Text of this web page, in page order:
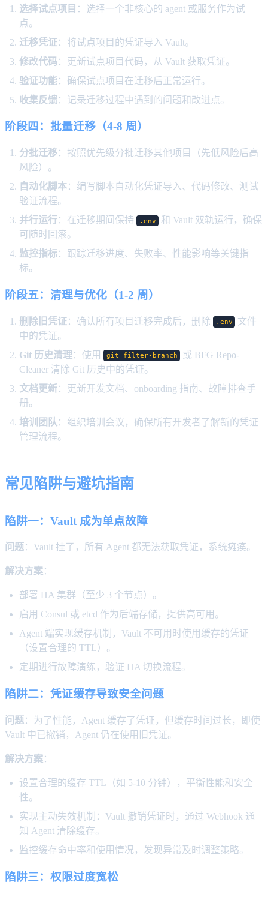
选择试点项目 ：选择一个非核心的 agent 或服务作为试
点。
迁移凭证：将试点项目的凭证导入 Vault。
修改代码：更新试点项目代码，从 Vault 获取凭证。
验证功能：确保试点项目在迁移后正常运行。
收集反馈：记录迁移过程中遇到的问题和改进点。
阶段四：批量迁移（4-8 周）
分批迁移：按照优先级分批迁移其他项目（先低风险后高
风险）。
自动化脚本：编写脚本自动化凭证导入、代码修改、测试
验证流程。
并行运行：在迁移期间保持 .env
和 Vault 双轨运行，确保
可随时回滚。
监控指标：跟踪迁移进度、失败率、性能影响等关键指
标。
阶段五：清理与优化（1-2 周）
删除旧凭证：确认所有项目迁移完成后，删除 .env
文件
中的凭证。
Git 历史清理：使用 git filter-branch
或 BFG Repo-
Cleaner 清除 Git 历史中的凭证。
文档更新：更新开发文档、onboarding 指南、故障排查手
册。
培训团队 ：组织培训会议，确保所有开发者了解新的凭证
管理流程。
常见陷阱与避坑指南
陷阱一：Vault 成为单点故障
问题：Vault 挂了，所有 Agent 都无法获取凭证，系统瘫痪。
解决方案：
部署 HA 集群（至少 3 个节点）。
启用 Consul 或 etcd 作为后端存储，提供高可用。
Agent 端实现缓存机制，Vault 不可用时使用缓存的凭证
（设置合理的 TTL）。
定期进行故障演练，验证 HA 切换流程。
陷阱二：凭证缓存导致安全问题
问题：为了性能，Agent 缓存了凭证，但缓存时间过长，即使
Vault 中已撤销，Agent 仍在使用旧凭证。
解决方案：
设置合理的缓存 TTL（如 5-10 分钟），平衡性能和安全
性。
实现主动失效机制：Vault 撤销凭证时，通过 Webhook 通
知 Agent 清除缓存。
监控缓存命中率和使用情况，发现异常及时调整策略。
陷阱三：权限过度宽松